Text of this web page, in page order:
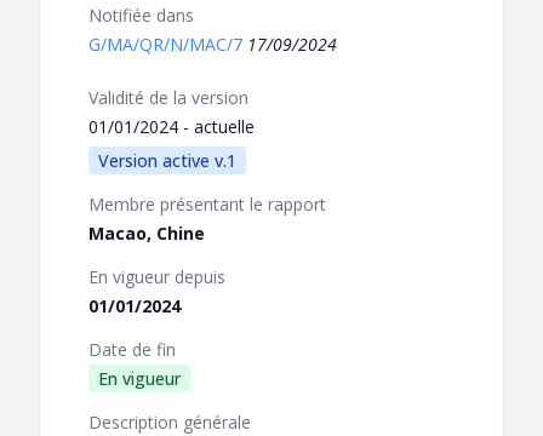
Notifiée dans
G/MA/QR/N/MAC/7 17/09/2024
Validité de la version
01/01/2024 - actuelle
Version active v.1
Membre présentant le rapport
Macao, Chine
En vigueur depuis
01/01/2024
Date de fin
En vigueur
Description générale